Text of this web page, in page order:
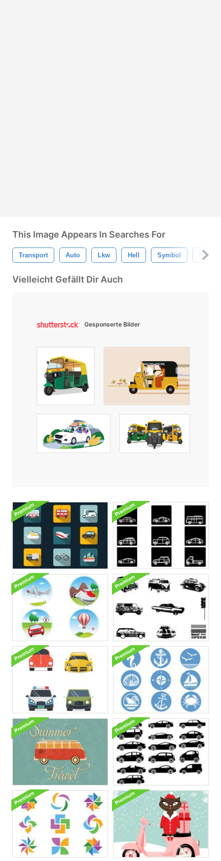
This Image Appears In Searches For
Transport Auto Lkw Hell Symbol Boot
Vielleicht Gefällt Dir Auch
Gesponserte Bilder